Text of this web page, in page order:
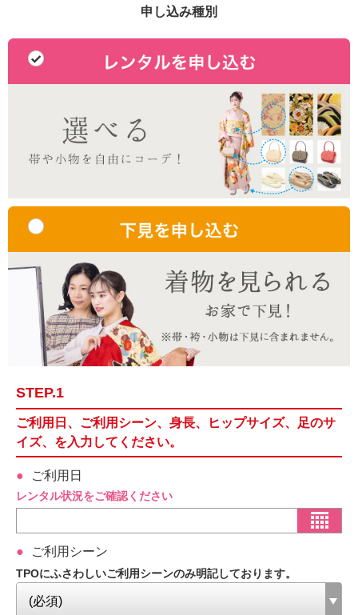
申し込み種別
STEP.1
ご利用日、ご利用シーン、身長、ヒップサイズ、足のサ
イズ、を入力してください。
ご利用日
レンタル状況をご確認ください
ご利用シーン
TPOにふさわしいご利用シーンのみ明記しております。